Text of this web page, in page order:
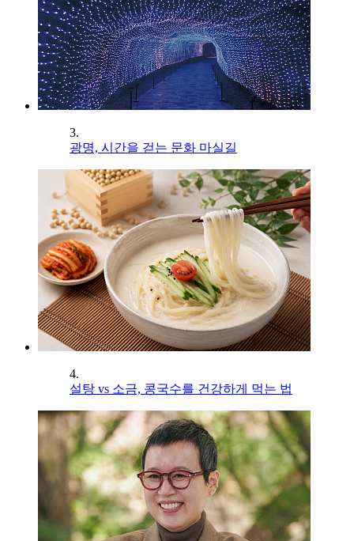
3.
광명, 시간을 걷는 문화 마실길
4.
설탕 vs 소금, 콩국수를 건강하게 먹는 법